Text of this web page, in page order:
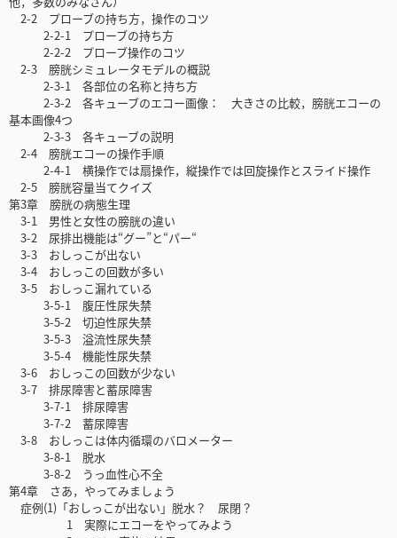
2-2 プローブの持ち方，操作のコツ
2-2-1 プローブの持ち方
2-2-2 プローブ操作のコツ
2-3 膀胱シミュレータモデルの概説
2-3-1 各部位の名称と持ち方
2-3-2 各キューブのエコー画像： 大きさの比較，膀胱エコーの
基本画像4つ
2-3-3 各キューブの説明
2-4 膀胱エコーの操作手順
2-4-1 横操作では扇操作，縦操作では回旋操作とスライド操作
2-5 膀胱容量当てクイズ
第3章 膀胱の病態生理
3-1 男性と女性の膀胱の違い
3-2 尿排出機能は“グー”と“パー“
3-3 おしっこが出ない
3-4 おしっこの回数が多い
3-5 おしっこ漏れている
3-5-1 腹圧性尿失禁
3-5-2 切迫性尿失禁
3-5-3 溢流性尿失禁
3-5-4 機能性尿失禁
3-6 おしっこの回数が少ない
3-7 排尿障害と蓄尿障害
3-7-1 排尿障害
3-7-2 蓄尿障害
3-8 おしっこは体内循環のバロメーター
3-8-1 脱水
3-8-2 うっ血性心不全
第4章 さあ，やってみましょう
症例(1)「おしっこが出ない」脱水？ 尿閉？
1 実際にエコーをやってみよう